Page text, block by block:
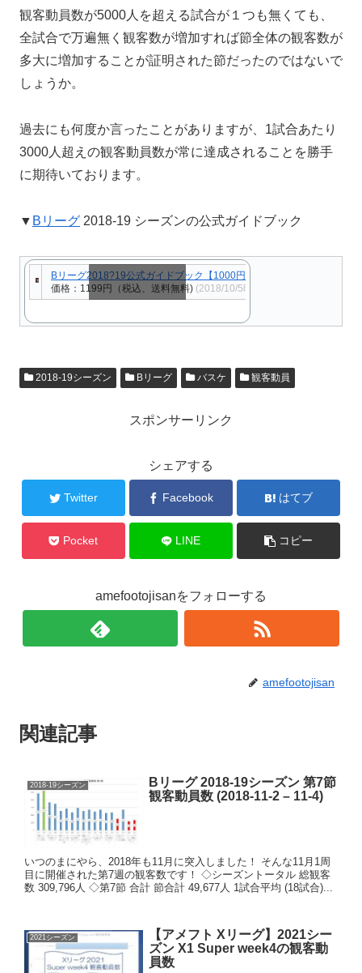
観客動員数が5000人を超える試合が１つも無くても、
全試合で万遍無く観客数が増加すれば節全体の観客数が
多大に増加することが証明された節だったのではないで
しょうか。
過去にも何度か言ったことがありますが、1試合あたり
3000人超えの観客動員数が常に達成されることを勝手
に期待いております。
▼ Bリーグ 2018-19 シーズンの公式ガイドブック
Bリーグ2018?19公式ガイドブック【1000円以上送料無料】
価格：1199円（税込、送料無料) (2018/10/5時点)
スクロールできます
2018-19シーズン Bリーグ バスケ 観客動員
スポンサーリンク
シェアする
Twitter Facebook はてブ
Pocket LINE コピー
amefootojisanをフォローする
amefootojisan
関連記事
2018-19シーズン
Bリーグ 2018-19シーズン 第7節
観客動員数 (2018-11-2 – 11-4)
いつのまにやら、2018年も11月に突入しました！ そんな11月1周
目に開催された第7週の観客数です！ ◇シーズントータル 総観客
数 309,796人 ◇第7節 合計 節合計 49,677人 1試合平均 (18試合)...
2021シーズン
【アメフト Xリーグ】2021シー
ズン X1 Super week4の観客動
員数